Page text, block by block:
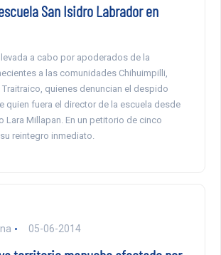
San Isidro Labrador en
a cabo por apoderados de la
a las comunidades Chihuimpilli,
Traitraico, quienes denuncian el despido
quien fuera el director de la escuela desde
Lara Millapan. En un petitorio de cinco
reintegro inmediato.
05-06-2014